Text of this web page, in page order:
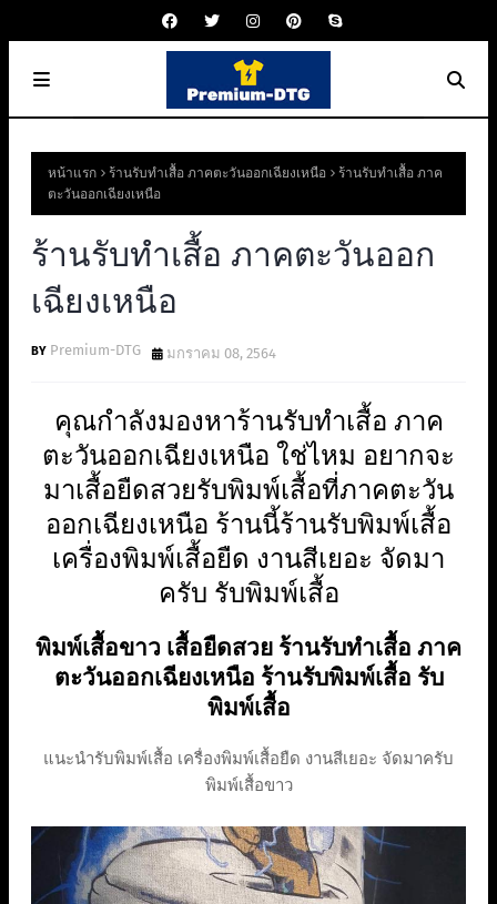
หน้าแรก ร้านรับทำเสื้อ ภาคตะวันออกเฉียงเหนือ
ร้านรับทำเสื้อ ภาค
ตะวันออกเฉียงเหนือ
ร้านรับทำเสื้อ ภาคตะวันออก
เฉียงเหนือ
Premium-DTG มกราคม 08, 2564
คุณกำลังมองหาร้านรับทำเสื้อ ภาค
ตะวันออกเฉียงเหนือ ใช่ไหม อยากจะ
มาเสื้อยืดสวยรับพิมพ์เสื้อที่ภาคตะวัน
ออกเฉียงเหนือ ร้านนี้ร้านรับพิมพ์เสื้อ
เครื่องพิมพ์เสื้อยืด งานสีเยอะ จัดมา
ครับ รับพิมพ์เสื้อ
พิมพ์เสื้อขาว เสื้อยืดสวย ร้านรับทำเสื้อ ภาค
ตะวันออกเฉียงเหนือ ร้านรับพิมพ์เสื้อ รับ
พิมพ์เสื้อ
แนะนำรับพิมพ์เสื้อ เครื่องพิมพ์เสื้อยืด งานสีเยอะ จัดมาครับ
พิมพ์เสื้อขาว